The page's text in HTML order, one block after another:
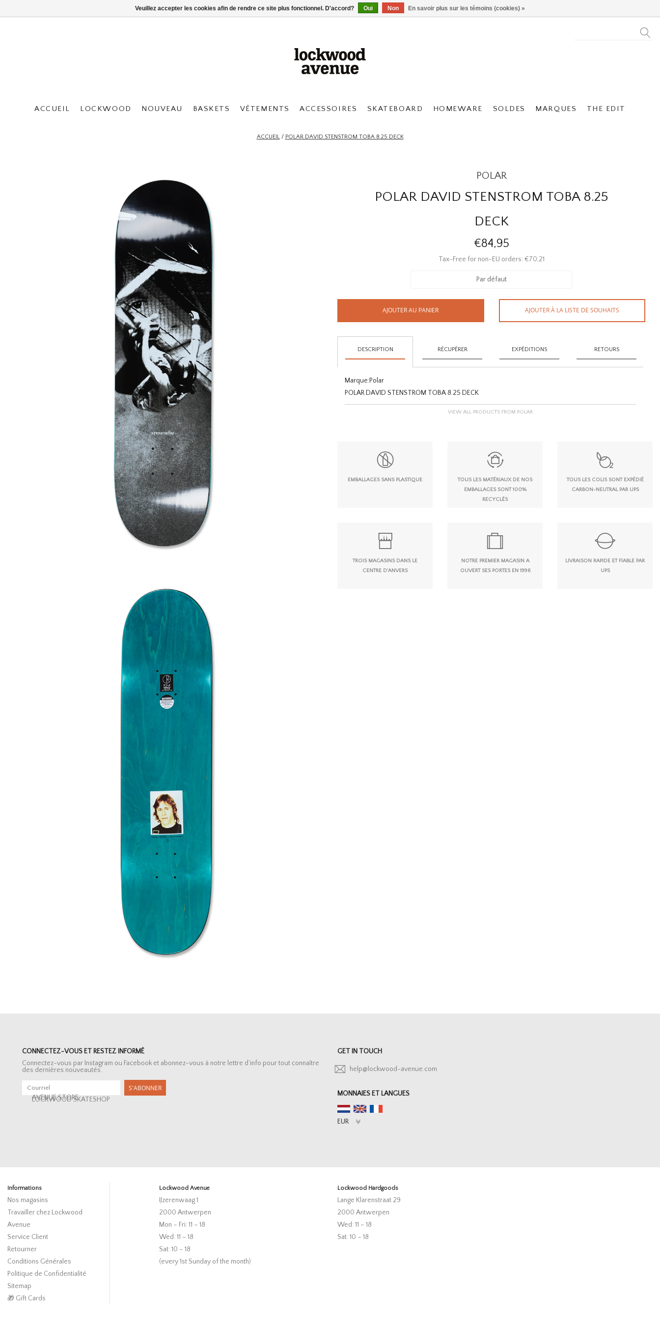
ACCUEIL LOCKWOOD NOUVEAU BASKETS VÊTEMENTS ACCESSOIRES SKATEBOARD HOMEWARE SOLDES MARQUES THE EDIT
ACCUEIL/ POLAR DAVID STENSTROM TOBA 8.25 DECK
POLAR
POLAR DAVID STENSTROM TOBA 8.25
DECK
€84,95
Tax-Free for non-EU orders: €70,21
Par défaut
AJOUTER AU PANIER AJOUTER À LA LISTE DE SOUHAITS
DESCRIPTION RÉCUPÉRER EXPÉDITIONS RETOURS
Marque:Polar
POLAR DAVID STENSTROM TOBA 8.25 DECK
VIEW ALL PRODUCTS FROM POLAR
EMBALLAGES SANS PLASTIQUE
TOUS LES MATÉRIAUX DE NOS
EMBALLAGES SONT 100%
RECYCLÉS
TOUS LES COLIS SONT EXPÉDIÉ
CARBON-NEUTRAL PAR UPS
TROIS MAGASINS DANS LE
CENTRE D'ANVERS
NOTRE PREMIER MAGASIN A
OUVERT SES PORTES EN 1996
LIVRAISON RAPIDE ET FIABLE PAR
UPS
CONNECTEZ-VOUS ET RESTEZ INFORMÉ
Connectez-vous par Instagram ou Facebook et abonnez-vous à notre lettre d’info pour tout connaître
des dernières nouveautés.
S'ABONNER
AVENUE STORE
LOCKWOOD SKATESHOP
GET IN TOUCH
help@lockwood-avenue.com
MONNAIES ET LANGUES
Informations
Nos magasins
Travailler chez Lockwood
Avenue
Service Client
Retourner
Conditions Générales
Politique de Confidentialité
Sitemap
🎁 Gift Cards
Lockwood Avenue
IJzerenwaag 1
2000 Antwerpen
Mon – Fri: 11 – 18
Wed: 11 – 18
Sat: 10 – 18
(every 1st Sunday of the month)
Lockwood Hardgoods
Lange Klarenstraat 29
2000 Antwerpen
Wed: 11 – 18
Sat: 10 – 18
Veuillez accepter les cookies afin de rendre ce site plus fonctionnel. D'accord? Oui Non En savoir plus sur les témoins (cookies) »